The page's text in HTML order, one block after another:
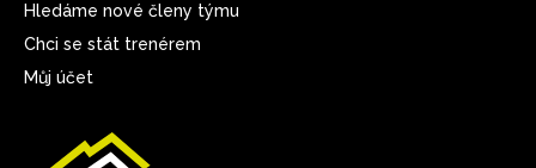
Hledáme nové členy týmu
Chci se stát trenérem
Můj účet